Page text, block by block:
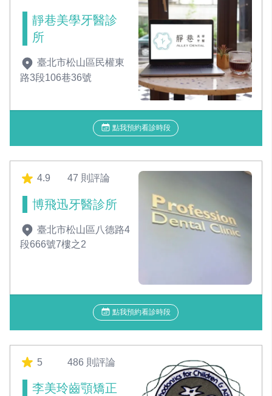
靜巷美學牙醫診
所
臺北市松山區民權東
路3段106巷36號
點我預約看診時段
4.9 47 則評論
博飛迅牙醫診所
臺北市松山區八德路4
段666號7樓之2
點我預約看診時段
5 486 則評論
李美玲齒顎矯正